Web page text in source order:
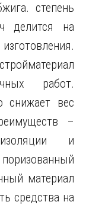
степень
делится на
работ.
снижает вес
–
и
материал
средства на